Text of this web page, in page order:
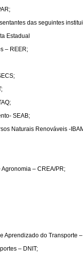
das seguintes
Estadual
– REER;
SEAB;
Naturais Renováveis -
– CREA/PR;
Aprendizado do Transporte –
– DNIT;